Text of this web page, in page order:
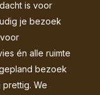
is voor
je bezoek
én alle ruimte
bezoek
We